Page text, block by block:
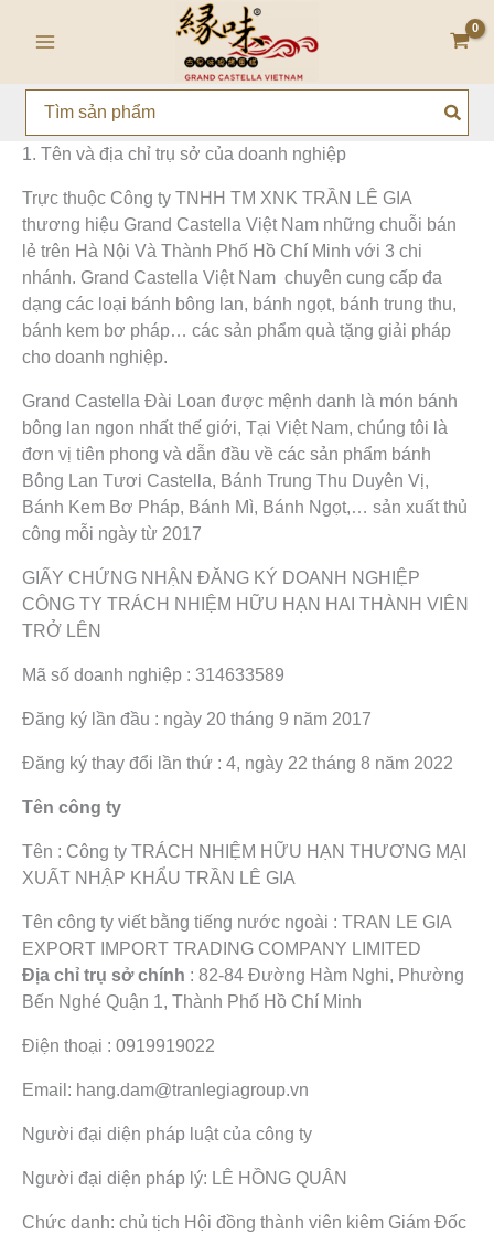
dung
for:
1. Tên và địa chỉ trụ sở của doanh nghiệp
Trực thuộc Công ty TNHH TM XNK TRẦN LÊ GIA
thương hiệu Grand Castella Việt Nam những chuỗi bán
lẻ trên Hà Nội Và Thành Phố Hồ Chí Minh với 3 chi
nhánh. Grand Castella Việt Nam chuyên cung cấp đa
dạng các loại bánh bông lan, bánh ngọt, bánh trung thu,
bánh kem bơ pháp… các sản phẩm quà tặng giải pháp
cho doanh nghiệp.
Grand Castella Đài Loan được mệnh danh là món bánh
bông lan ngon nhất thế giới, Tại Việt Nam, chúng tôi là
đơn vị tiên phong và dẫn đầu về các sản phẩm bánh
Bông Lan Tươi Castella, Bánh Trung Thu Duyên Vị,
Bánh Kem Bơ Pháp, Bánh Mì, Bánh Ngọt,… sản xuất thủ
công mỗi ngày từ 2017
GIẤY CHỨNG NHẬN ĐĂNG KÝ DOANH NGHIỆP
CÔNG TY TRÁCH NHIỆM HỮU HẠN HAI THÀNH VIÊN
TRỞ LÊN
Mã số doanh nghiệp : 314633589
Đăng ký lần đầu : ngày 20 tháng 9 năm 2017
Đăng ký thay đổi lần thứ : 4, ngày 22 tháng 8 năm 2022
Tên công ty
Tên : Công ty TRÁCH NHIỆM HỮU HẠN THƯƠNG MẠI
XUẤT NHẬP KHẨU TRẦN LÊ GIA
Tên công ty viết bằng tiếng nước ngoài : TRAN LE GIA
EXPORT IMPORT TRADING COMPANY LIMITED
Địa chỉ trụ sở chính : 82-84 Đường Hàm Nghi, Phường
Bến Nghé Quận 1, Thành Phố Hồ Chí Minh
Điện thoại : 0919919022
Email: hang.dam@tranlegiagroup.vn
Người đại diện pháp luật của công ty
Người đại diện pháp lý: LÊ HỒNG QUÂN
Chức danh: chủ tịch Hội đồng thành viên kiêm Giám Đốc